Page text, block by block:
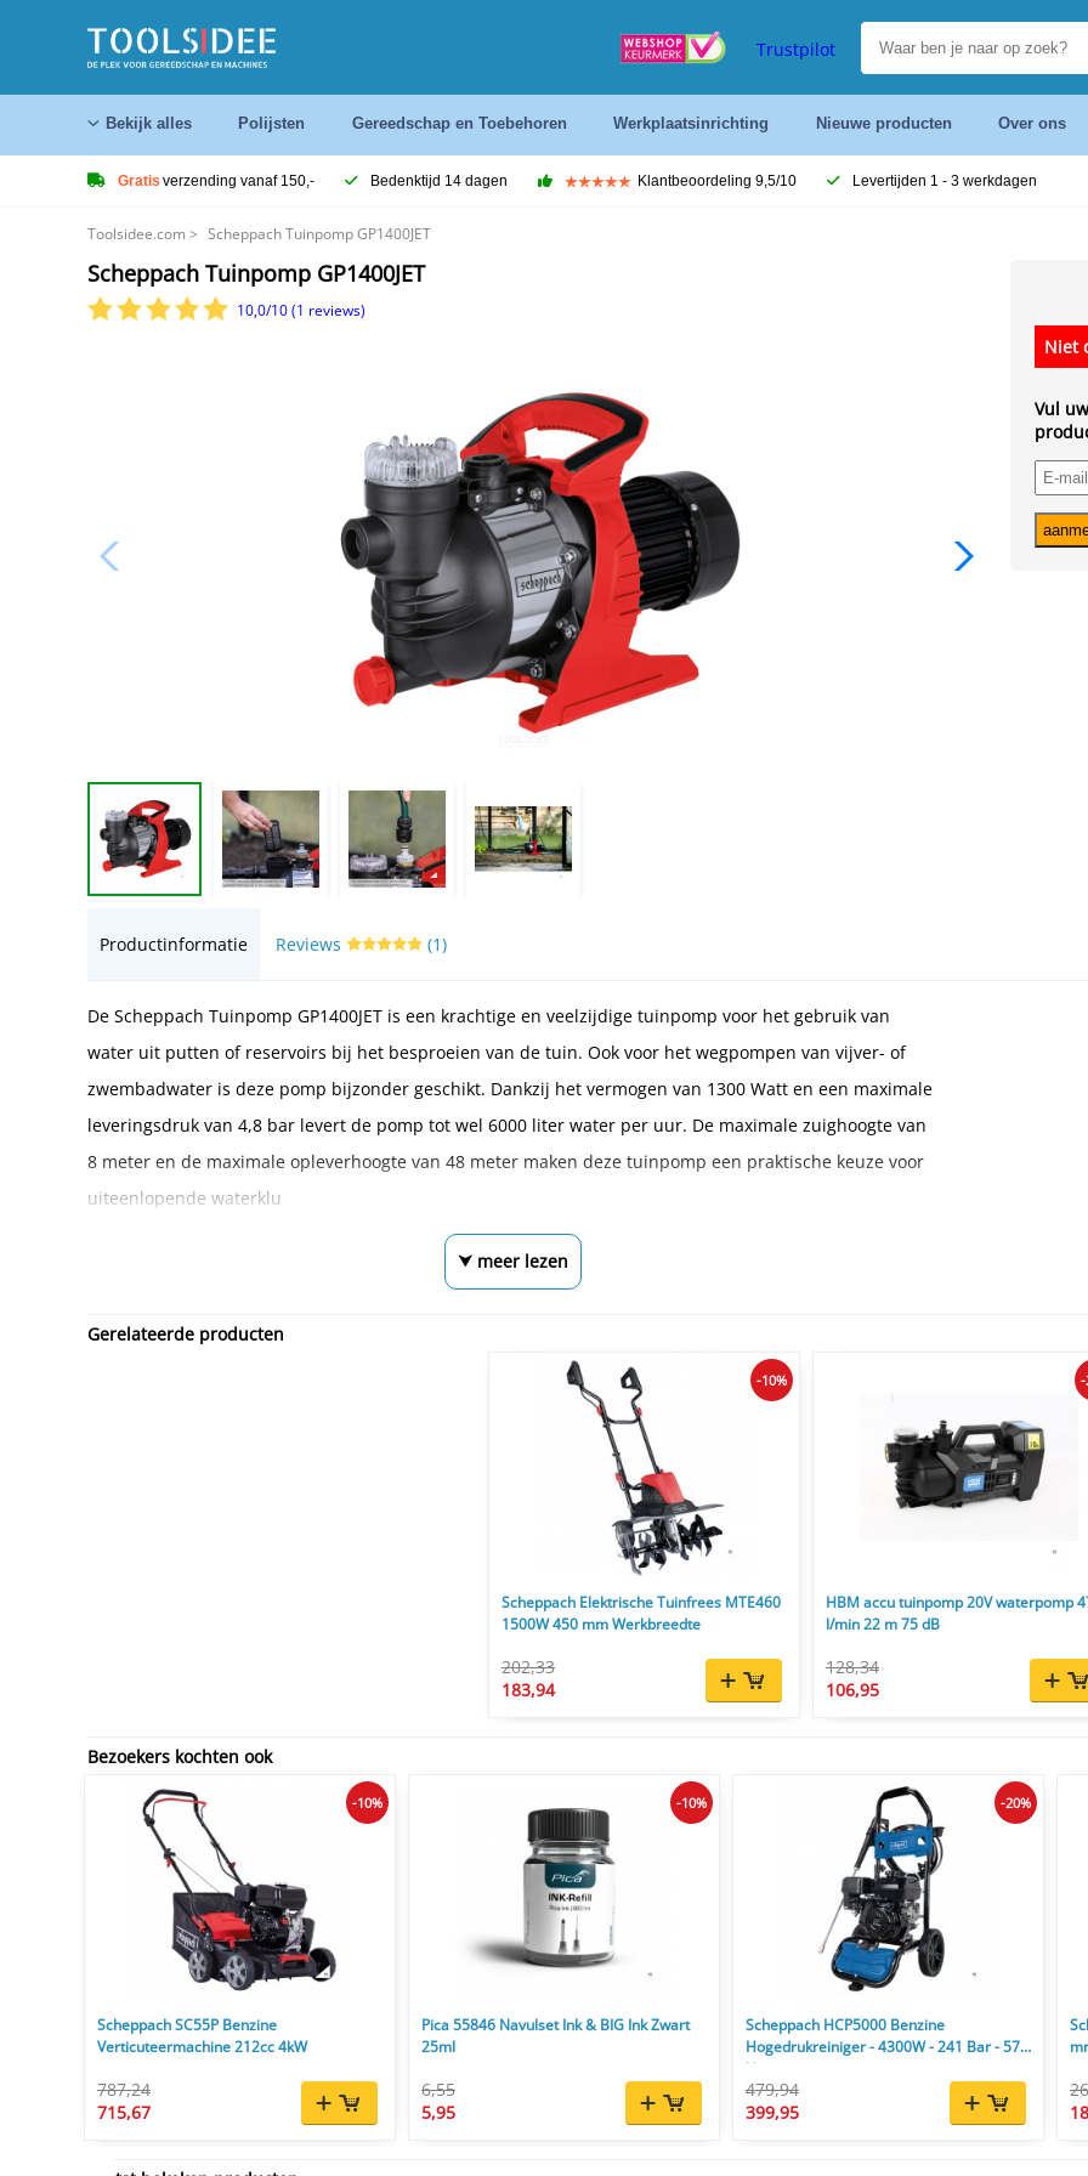
Trustpilot
Bekijk alles Polijsten Gereedschap en Toebehoren Werkplaatsinrichting Nieuwe producten Over ons
Gratis verzending vanaf 150,- Bedenktijd 14 dagen Klantbeoordeling 9,5/10 Levertijden 1 - 3 werkdagen
Toolsidee.com > Scheppach Tuinpomp GP1400JET
Scheppach Tuinpomp GP1400JET
10,0/10 (1 reviews)
Niet
Vul
Productinformatie Reviews (1)
De Scheppach Tuinpomp GP1400JET is een krachtige en veelzijdige tuinpomp voor het gebruik van
water uit putten of reservoirs bij het besproeien van de tuin. Ook voor het wegpompen van vijver- of
zwembadwater is deze pomp bijzonder geschikt. Dankzij het vermogen van 1300 Watt en een maximale
leveringsdruk van 4,8 bar levert de pomp tot wel 6000 liter water per uur. De maximale zuighoogte van
8 meter en de maximale opleverhoogte van 48 meter maken deze tuinpomp een praktische keuze voor
uiteenlopende waterklu
⮟ meer lezen
Gerelateerde producten
Scheppach Elektrische Tuinfrees MTE460
1500W 450 mm Werkbreedte
202,33
183,94
-10%
HBM accu tuinpomp 20V waterpomp
l/min 22 m 75 dB
128,34
106,95
-
Bezoekers kochten ook
Scheppach SC55P Benzine
Verticuteermachine 212cc 4kW
787,24
715,67
-10%
Pica 55846 Navulset Ink & BIG Ink Zwart
25ml
6,55
5,95
-10%
Scheppach HCP5000 Benzine
Hogedrukreiniger - 4300W - 241 Bar - 570
l/u
479,94
399,95
-20%